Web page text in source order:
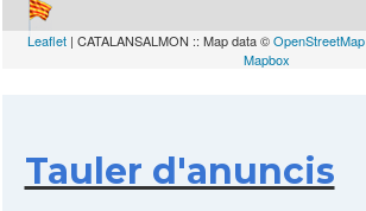
Leaflet | CATALANSALMON :: Map data ©OpenStreetMap
Mapbox
Tauler d'anuncis